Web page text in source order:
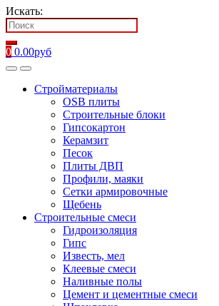
Искать:
0 0.00руб
Стройматериалы
OSB плиты
Строительные блоки
Гипсокартон
Керамзит
Песок
Плиты ДВП
Профили, маяки
Сетки армировочные
Щебень
Строительные смеси
Гидроизоляция
Гипс
Известь, мел
Клеевые смеси
Наливные полы
Цемент и цементные смеси